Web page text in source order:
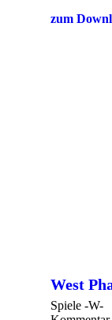
zum
West
Spiele -W-